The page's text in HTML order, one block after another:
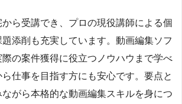
ら受講でき、プロの現役講師による個
添削も充実しています。動画編集ソフ
際の案件獲得に役立つノウハウまで学べ
仕事を目指す方にも安心です。要点と
ながら本格的な動画編集スキルを身につ